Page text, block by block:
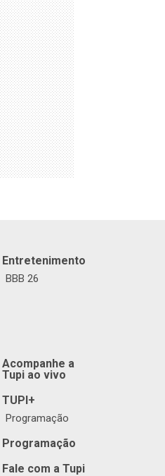
Entretenimento
BBB 26
Acompanhe a
Tupi ao vivo
TUPI+
Programação
Programação
Fale com a Tupi